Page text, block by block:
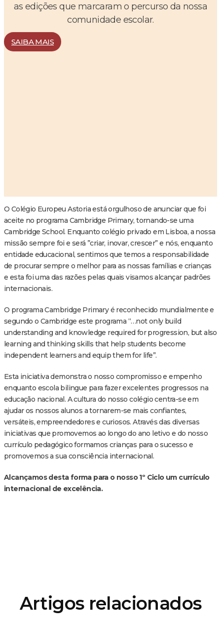
as edições que marcaram o percurso da nossa
comunidade escolar.
SAIBA MAIS
O Colégio Europeu Astoria está orgulhoso de anunciar que foi
aceite no programa Cambridge Primary, tornando-se uma
Cambridge School. Enquanto colégio privado em Lisboa, a nossa
missão sempre foi e será ”criar, inovar, crescer” e nós, enquanto
entidade educacional, sentimos que temos a responsabilidade
de procurar sempre o melhor para as nossas famílias e crianças
e esta foi uma das razões pelas quais visamos alcançar padrões
internacionais.
O programa Cambridge Primary é reconhecido mundialmente e
segundo o Cambridge este programa “…not only build
understanding and knowledge required for progression, but also
learning and thinking skills that help students become
independent learners and equip them for life”.
Esta iniciativa demonstra o nosso compromisso e empenho
enquanto escola bilingue para fazer excelentes progressos na
educação nacional. A cultura do nosso colégio centra-se em
ajudar os nossos alunos a tornarem-se mais confiantes,
versáteis, empreendedores e curiosos. Através das diversas
iniciativas que promovemos ao longo do ano letivo e do nosso
currículo pedagógico formamos crianças para o sucesso e
promovemos a sua consciência internacional.
Alcançamos desta forma para o nosso 1º Ciclo um currículo
internacional de excelência.
Artigos relacionados